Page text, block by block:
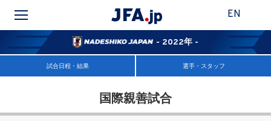
EN
- 2022年 -
試合日程・結果 選手・スタッフ
国際親善試合